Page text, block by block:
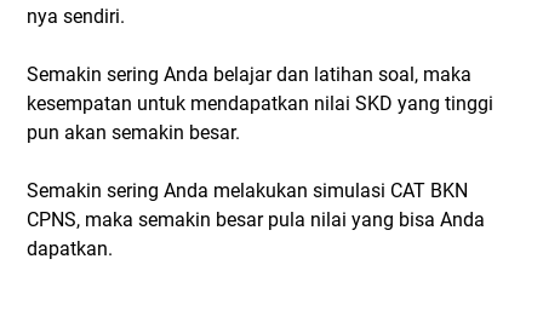
nya sendiri.
Semakin sering Anda belajar dan latihan soal, maka
kesempatan untuk mendapatkan nilai SKD yang tinggi
pun akan semakin besar.
Semakin sering Anda melakukan simulasi CAT BKN
CPNS, maka semakin besar pula nilai yang bisa Anda
dapatkan.